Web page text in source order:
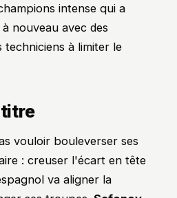
intense qui a
nouveau avec des
à limiter le
vouloir bouleverser ses
: creuser l'écart en tête
va aligner la